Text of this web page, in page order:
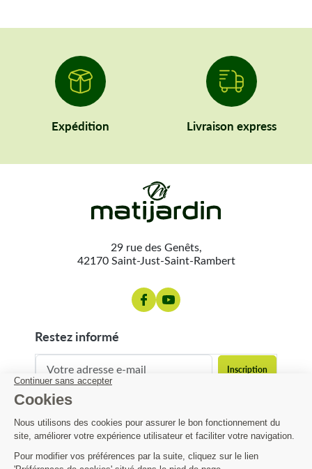
Expédition Livraison express
29 rue des Genêts,
42170 Saint-Just-Saint-Rambert
restez informé
contact@matijardin.fr 04 81 120 120
Matijardin